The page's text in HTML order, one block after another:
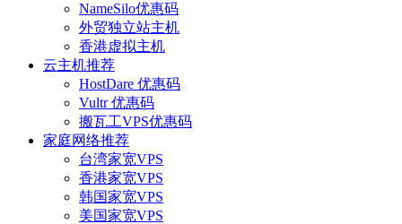
NameSilo优惠码
外贸独立站主机
香港虚拟主机
云主机推荐
HostDare 优惠码
Vultr 优惠码
搬瓦工VPS优惠码
家庭网络推荐
台湾家宽VPS
香港家宽VPS
韩国家宽VPS
美国家宽VPS